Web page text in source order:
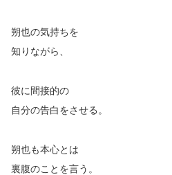
朔也の気持ちを
知りながら、
彼に間接的の
自分の告白をさせる。
朔也も本心とは
裏腹のことを言う。